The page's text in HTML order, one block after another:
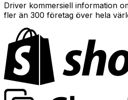
Driver kommersiell information
fler än 300 företag över hela